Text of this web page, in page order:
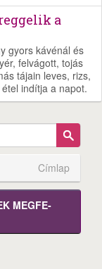
a
gyors kávénál és
felvágott, tojás
tájain leves, rizs,
indítja a napot.
Címlap
MEGFE­